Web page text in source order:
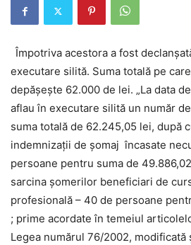
Împotriva acestora a fost
executare silită. Suma totală pe
depăşeşte 62.000 de lei. „La data
aflau în executare silită un număr
suma totală de 62.245,05 lei, după
indemnizaţii de şomaj încasate
persoane pentru suma de
sarcina şomerilor beneficiari de
profesională – 40 de persoane
; prime acordate în temeiul
Legea numărul 76/2002,